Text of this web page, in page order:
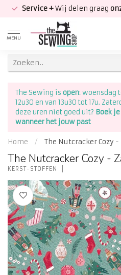
Service +Wij delen graag
MENU
The Sewing is open: woensdag
12u30 en van 13u30 tot 17u.
deze uren niet goed uit? Boek
wanneer het jouw past
Home / The Nutcracker Cozy
The Nutcracker Cozy -
KERST-STOFFEN